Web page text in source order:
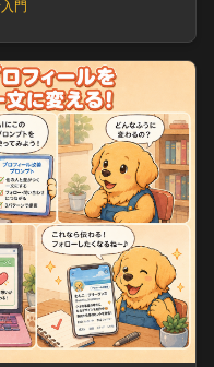
入門